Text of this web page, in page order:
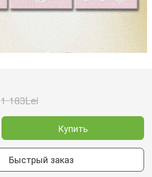
1 183Lei
Купить
Быстрый заказ